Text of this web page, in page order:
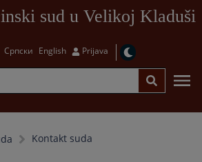
sud u Velikoj Kladuši
Српски English Prijava
Kontakt suda